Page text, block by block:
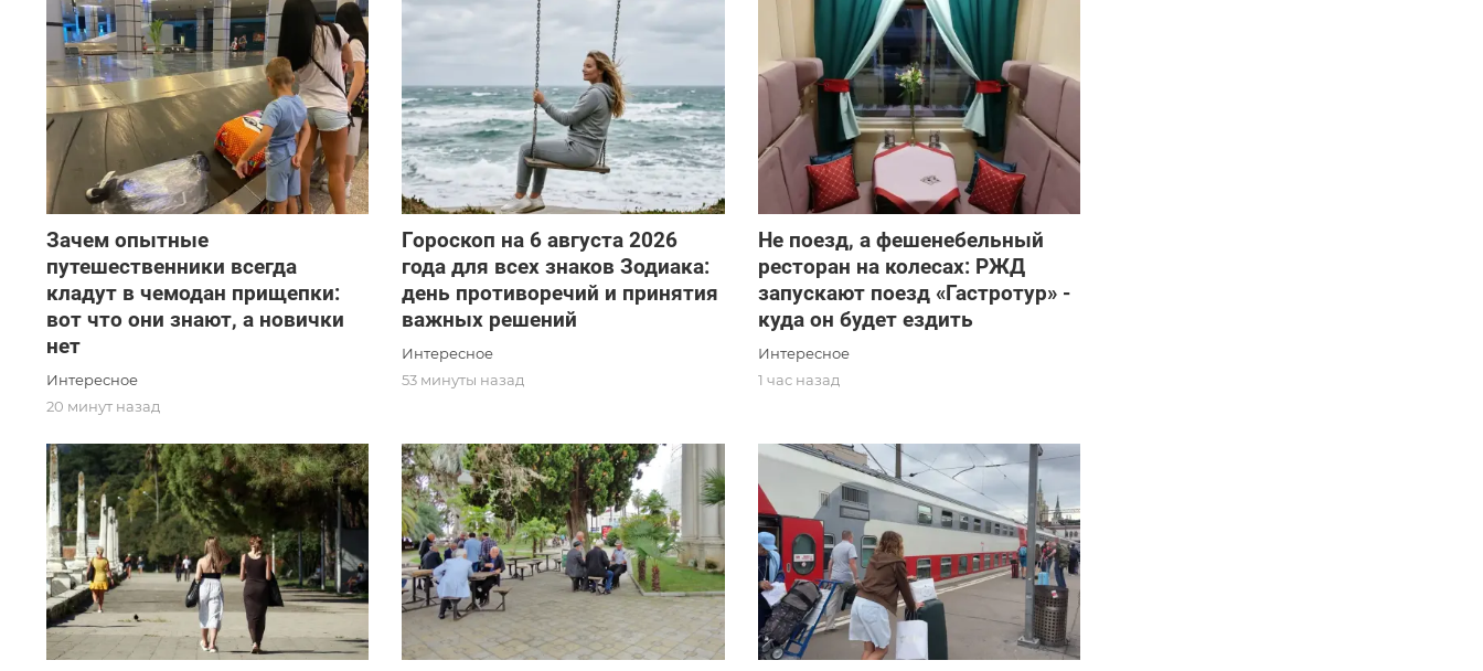
Зачем опытные
путешественники всегда
кладут в чемодан прищепки:
вот что они знают, а новички
нет
Интересное
20 минут назад
Гороскоп на 6 августа 2026
года для всех знаков Зодиака:
день противоречий и принятия
важных решений
Интересное
53 минуты назад
Не поезд, а фешенебельный
ресторан на колесах: РЖД
запускают поезд «Гастротур» -
куда он будет ездить
Интересное
1 час назад